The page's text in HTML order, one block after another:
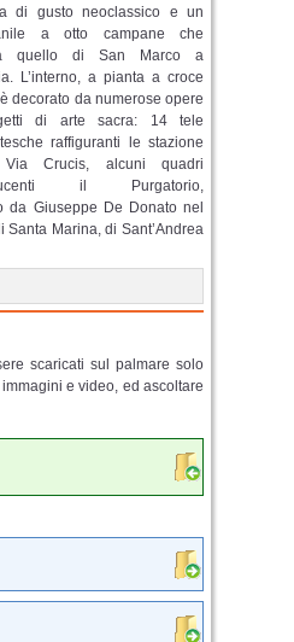
di gusto neoclassico e un
a otto campane che
quello di San Marco a
L’interno, a pianta a croce
decorato da numerose opere
di arte sacra: 14 tele
raffiguranti le stazione
Crucis, alcuni quadri
il Purgatorio,
da Giuseppe De Donato nel
Marina, di Sant’Andrea
scaricati sul palmare solo
e video, ed ascoltare